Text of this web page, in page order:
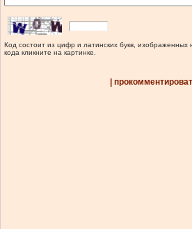
Код состоит из цифр и латинских букв, изображенных
кода кликните на картинке.
|